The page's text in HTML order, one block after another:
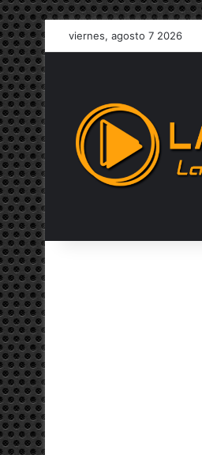
viernes, agosto 7 2026